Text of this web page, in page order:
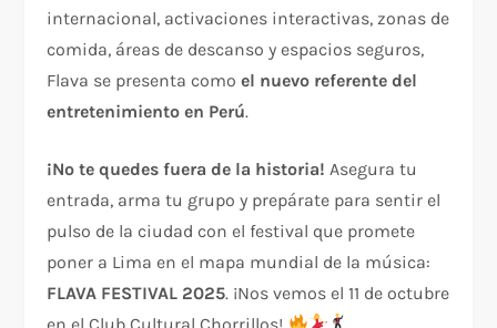
internacional, activaciones interactivas, zonas de
comida, áreas de descanso y espacios seguros,
Flava se presenta comoel nuevo referente del
entretenimiento en Perú.
¡No te quedes fuera de la historia! Asegura tu
entrada, arma tu grupo y prepárate para sentir el
pulso de la ciudad con el festival que promete
poner a Lima en el mapa mundial de la música:
FLAVA FESTIVAL 2025. ¡Nos vemos el 11 de octubre
en el Club Cultural Chorrillos!